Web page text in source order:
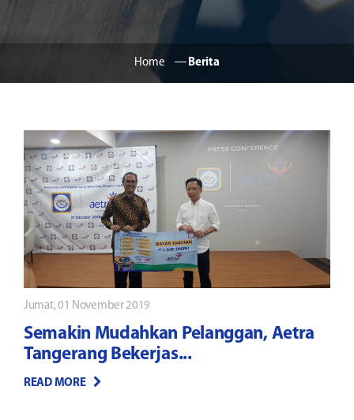
Home ― Berita
Jumat, 01 November 2019
Semakin Mudahkan Pelanggan, Aetra
Tangerang Bekerjas...
READ MORE